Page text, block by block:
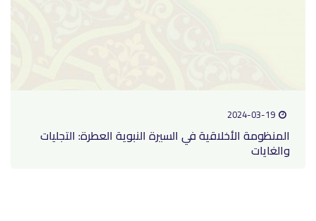
2024-03-19
المنظومة الأخلاقية في السيرة النبوية العطرة: التجليات
والغايات